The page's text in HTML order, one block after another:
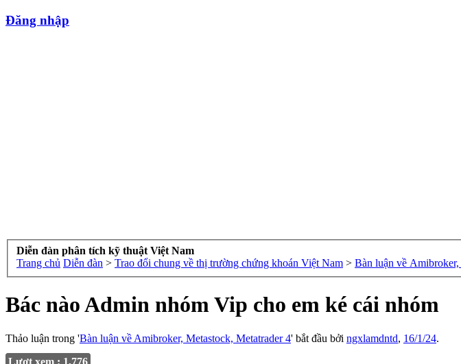
Đăng nhập
Diễn đàn phân tích kỹ thuật Việt Nam
Trang chủ Diễn đàn > Trao đổi chung về thị trường chứng khoán Việt Nam > Bàn luận về
Bác nào Admin nhóm Vip cho em ké cái nhóm
Thảo luận trong 'Bàn luận về Amibroker, Metastock, Metatrader 4' bắt đầu bởi ngxlamdntd, 16/1/24.
Lượt xem : 1,776